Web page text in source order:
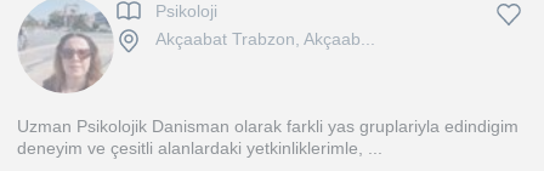
Psikoloji
Akçaabat Trabzon, Akçaab...
Uzman Psikolojik Danisman olarak farkli yas gruplariyla edindigim
deneyim ve çesitli alanlardaki yetkinliklerimle, ...